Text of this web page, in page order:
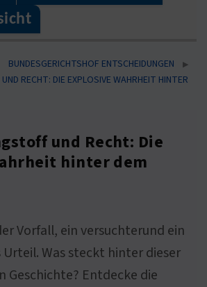
BUNDESGERICHTSHOF ENTSCHEIDUNGEN ▶
RECHT: DIE EXPLOSIVE WAHRHEIT HINTER
und Recht: Die
hinter dem
Vorfall, ein versuchterund ein
Was steckt hinter dieser
Geschichte? Entdecke die